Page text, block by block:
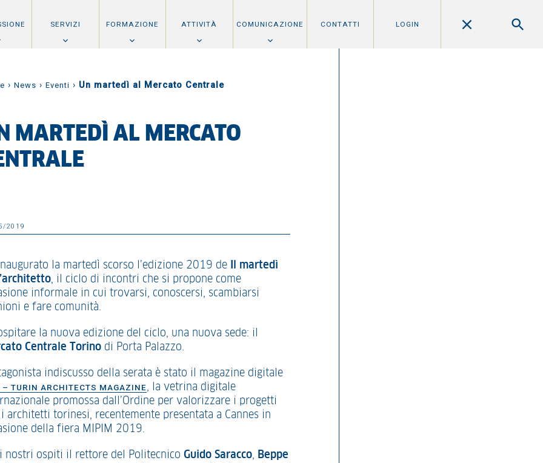
SERVIZI FORMAZIONE ATTIVITÀ COMUNICAZIONE CONTATTI LOGIN
› News › Eventi › Un martedì al Mercato Centrale
MARTEDÌ AL MERCATO
2019
la martedì scorso l’edizione 2019 de
Il martedì
, il ciclo di incontri che si propone come
informale in cui trovarsi, conoscersi, scambiarsi
e fare comunità.
la nuova edizione del ciclo, una nuova sede: il
Centrale Torino di Porta Palazzo.
indiscusso della serata è stato il magazine digitale
– TURIN ARCHITECTS MAGAZINE, la vetrina digitale
promossa dall’Ordine per valorizzare i progetti
architetti torinesi, recentemente presentata a Cannes in
della fiera MIPIM 2019.
nostri ospiti il rettore del Politecnico Guido Saracco, Beppe